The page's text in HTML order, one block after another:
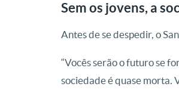
Sem os jovens, a
Antes de se despedir, o
“Vocês serão o futuro se
sociedade é quase morta.